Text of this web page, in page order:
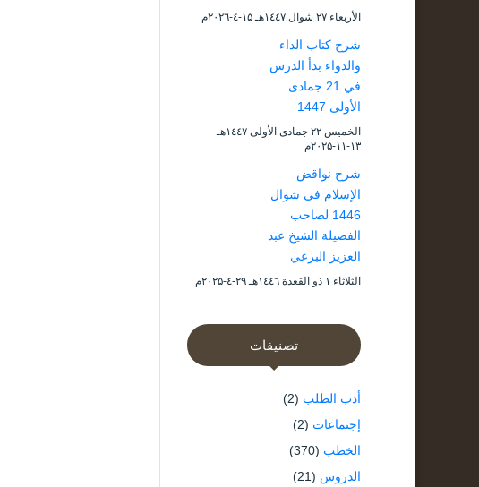
الأربعاء ۲۷ شوال ۱٤٤۷هـ ۱۵-٤-۲۰۲٦م
شرح كتاب الداء
والدواء بدأ الدرس
في 21 جمادى
الأولى 1447
الخميس ۲۲ جمادى الأولى ۱٤٤۷هـ
۱۳-۱۱-۲۰۲۵م
شرح نواقض
الإسلام في شوال
1446 لصاحب
الفضيلة الشيخ عبد
العزيز البرعي
الثلاثاء ۱ ذو القعدة ۱٤٤٦هـ ۲۹-٤-۲۰۲۵م
تصنيفات
أدب الطلب (2)
إجتماعات (2)
الخطب (370)
الدروس (21)